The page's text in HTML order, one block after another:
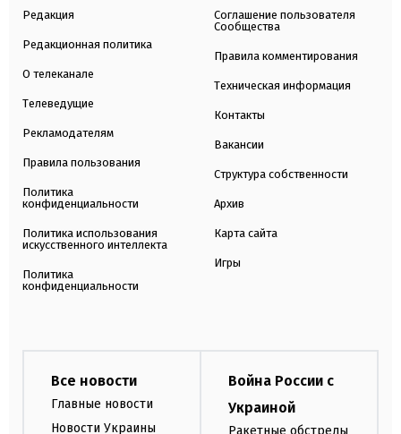
Редакция
Редакционная политика
О телеканале
Телеведущие
Рекламодателям
Правила пользования
Политика
конфиденциальности
Политика использования
искусственного интеллекта
Политика
конфиденциальности
Соглашение пользователя
Сообщества
Правила комментирования
Техническая информация
Контакты
Вакансии
Структура собственности
Архив
Карта сайта
Игры
Все новости
Главные новости
Новости Украины
Война России с
Украиной
Ракетные обстрелы